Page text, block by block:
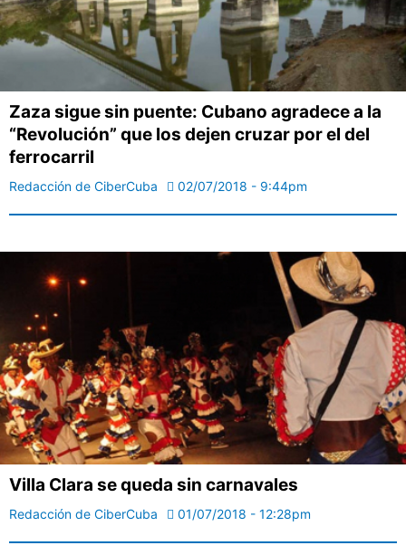
Zaza sigue sin puente: Cubano agradece a la
“Revolución” que los dejen cruzar por el del
ferrocarril
Redacción de CiberCuba 02/07/2018 - 9:44pm
Villa Clara se queda sin carnavales
Redacción de CiberCuba 01/07/2018 - 12:28pm